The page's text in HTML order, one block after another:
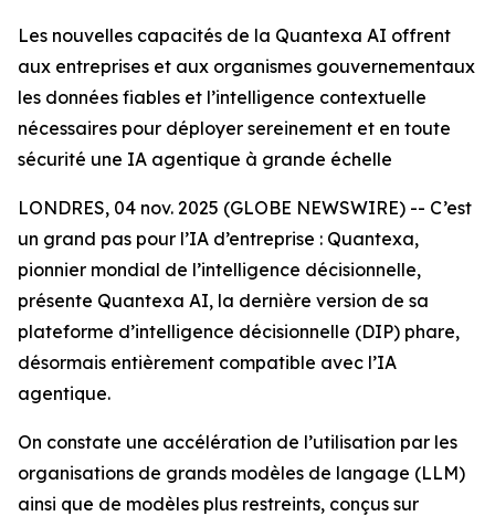
Les nouvelles capacités de la Quantexa AI offrent
aux entreprises et aux organismes gouvernementaux
les données fiables et l’intelligence contextuelle
nécessaires pour déployer sereinement et en toute
sécurité une IA agentique à grande échelle
LONDRES, 04 nov. 2025 (GLOBE NEWSWIRE) -- C’est
un grand pas pour l’IA d’entreprise : Quantexa,
pionnier mondial de l’intelligence décisionnelle,
présente Quantexa AI, la dernière version de sa
plateforme d’intelligence décisionnelle (DIP) phare,
désormais entièrement compatible avec l’IA
agentique.
On constate une accélération de l’utilisation par les
organisations de grands modèles de langage (LLM)
ainsi que de modèles plus restreints, conçus sur